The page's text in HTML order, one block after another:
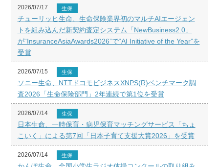
2026/07/17 生保
チューリッヒ生命、生命保険業界初のマルチAIエージェン
トを組み込んだ新契約査定システム「NewBusiness2.0」
が“InsuranceAsiaAwards2026”で“AI Initiative of the Year”を
受賞
2026/07/15 生保
ソニー生命、NTTドコモビジネスXNPS(R)ベンチマーク調
査2026「生命保険部門」2年連続で第1位を受賞
2026/07/14 生保
日本生命、一時保育・病児保育マッチングサービス「ちょ
こいく」による第7回「日本子育て支援大賞2026」を受賞
2026/07/14 生保